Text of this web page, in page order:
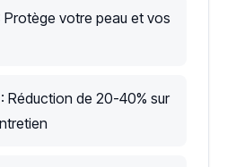
Protège votre peau et vos
: Réduction de 20-40% sur